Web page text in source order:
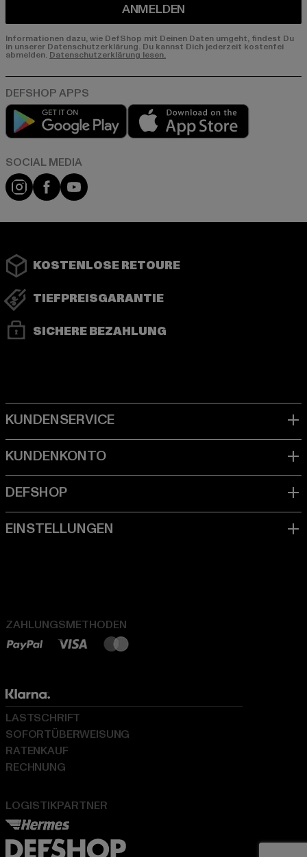
ANMELDEN
Informationen dazu, wie DefShop mit Deinen Daten umgeht, findest Du
in unserer Datenschutzerklärung. Du kannst Dich jederzeit kostenfei
abmelden. Datenschutzerklärung lesen.
Play market
Instagram
FacebookYouTube
KOSTENLOSE RETOURE
TIEFPREISGARANTIE
SICHERE BEZAHLUNG
ZAHLUNGSMETHODEN
LOGISTIKPARTNER
LASTSCHRIFT
SOFORTÜBERWEISUNG
RATENKAUF
RECHNUNG